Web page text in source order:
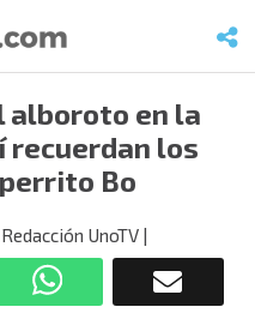
alboroto en la
recuerdan los
Bo
UnoTV |